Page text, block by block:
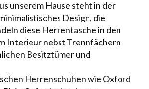
unserem Hause steht in der
Design, die
diese Herrentasche in den
Interieur nebst Trennfächern
Besitztümer und
Herrenschuhen wie Oxford